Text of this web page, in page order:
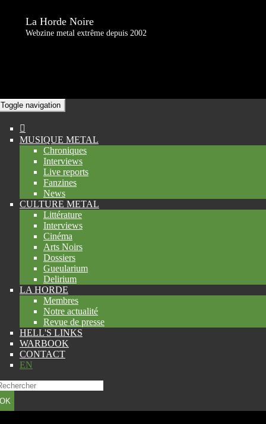
La Horde Noire
Webzine metal extrême depuis 2002
Toggle navigation
MUSIQUE METAL
Chroniques
Interviews
Live reports
Fanzines
News
CULTURE METAL
Littérature
Interviews
Cinéma
Arts Noirs
Dossiers
Gueularium
Delirium
LA HORDE
Membres
Notre actualité
Revue de presse
HELL'S LINKS
WARBOOK
CONTACT
EN
OK